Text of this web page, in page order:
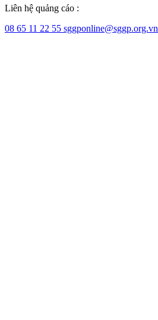
Liên hệ quảng cáo :
08 65 11 22 55 sggponline@sggp.org.vn